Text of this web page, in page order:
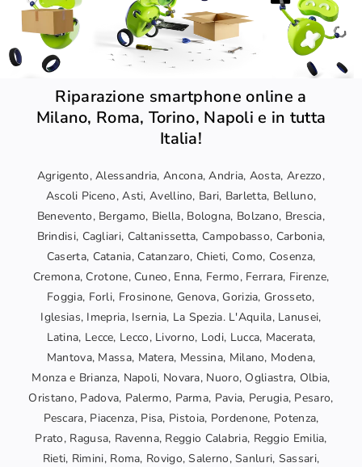
Riparazione smartphone online a
Milano, Roma, Torino, Napoli e in tutta
Italia!
Agrigento, Alessandria, Ancona, Andria, Aosta, Arezzo,
Ascoli Piceno, Asti, Avellino, Bari, Barletta, Belluno,
Benevento, Bergamo, Biella, Bologna, Bolzano, Brescia,
Brindisi, Cagliari, Caltanissetta, Campobasso, Carbonia,
Caserta, Catania, Catanzaro, Chieti, Como, Cosenza,
Cremona, Crotone, Cuneo, Enna, Fermo, Ferrara, Firenze,
Foggia, Forli, Frosinone, Genova, Gorizia, Grosseto,
Iglesias, Imepria, Isernia, La Spezia. L'Aquila, Lanusei,
Latina, Lecce, Lecco, Livorno, Lodi, Lucca, Macerata,
Mantova, Massa, Matera, Messina, Milano, Modena,
Monza e Brianza, Napoli, Novara, Nuoro, Ogliastra, Olbia,
Oristano, Padova, Palermo, Parma, Pavia, Perugia, Pesaro,
Pescara, Piacenza, Pisa, Pistoia, Pordenone, Potenza,
Prato, Ragusa, Ravenna, Reggio Calabria, Reggio Emilia,
Rieti, Rimini, Roma, Rovigo, Salerno, Sanluri, Sassari,